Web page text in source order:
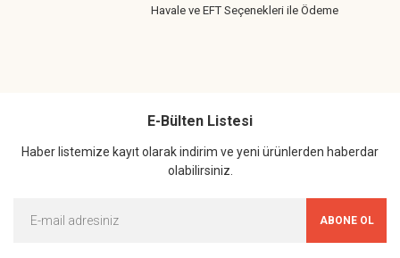
Havale ve EFT Seçenekleri ile Ödeme
E-Bülten Listesi
Haber listemize kayıt olarak indirim ve yeni ürünlerden haberdar
olabilirsiniz.
ABONE OL